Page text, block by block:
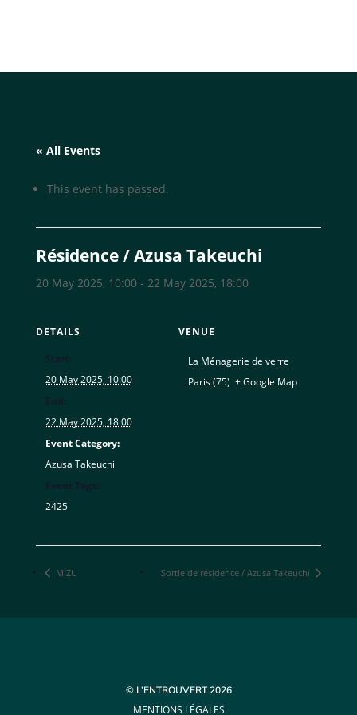
« All Events
This event has passed.
Résidence / Azusa Takeuchi
20 May 2025, 10:00- 22 May 2025, 18:00
DETAILS
20 May 2025, 10:00
22 May 2025, 18:00
Event Category:
Azusa Takeuchi
2425
VENUE
La Ménagerie de verre
Paris (75) + Google Map
MIZU Sortie de résidence / Azusa Takeuchi
© L’ENTROUVERT 2026
MENTIONS LÉGALES